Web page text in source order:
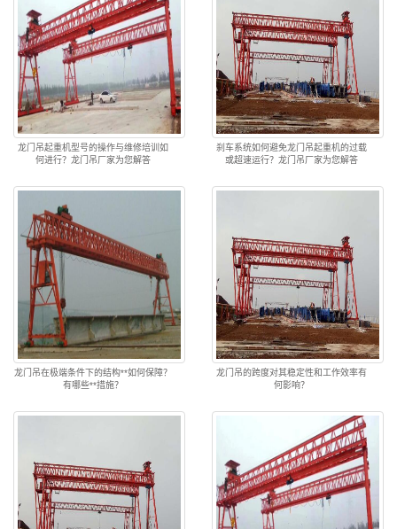
龙门吊起重机型号的操作与维修培训如
何进行？龙门吊厂家为您解答
刹车系统如何避免龙门吊起重机的过载
或超速运行？龙门吊厂家为您解答
龙门吊在极端条件下的结构**如何保障？
有哪些**措施？
龙门吊的跨度对其稳定性和工作效率有
何影响？